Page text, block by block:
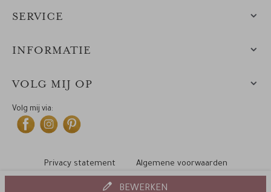
BEWERKEN
SERVICE
INFORMATIE
VOLG MIJ OP
Volg mij via:
Privacy statement
Algemene voorwaarden
Cookiebeleid
© 2010-2025 Leintjes